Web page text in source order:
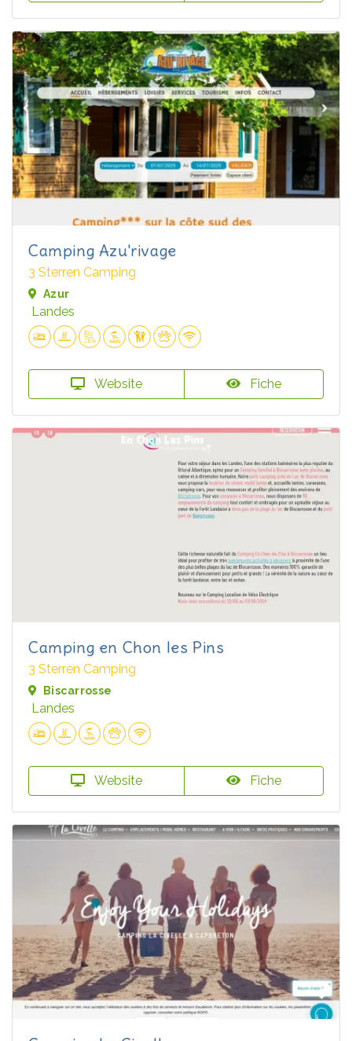
Camping Azu'rivage
3 Sterren Camping
Azur
Landes
Website Fiche
Camping en Chon les Pins
3 Sterren Camping
Biscarrosse
Landes
Website Fiche